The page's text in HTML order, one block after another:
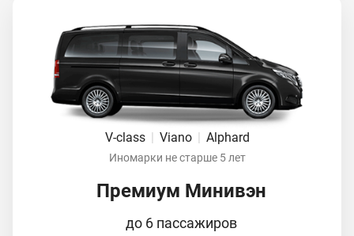
V-class | Viano | Alphard
Иномарки не старше 5 лет
Премиум Минивэн
до 6 пассажиров